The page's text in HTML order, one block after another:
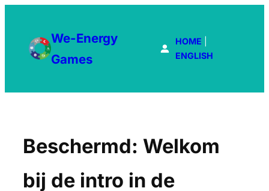
inhoud
We-Energy
Games
HOME
ENGLISH
Beschermd: Welkom
bij de intro in de